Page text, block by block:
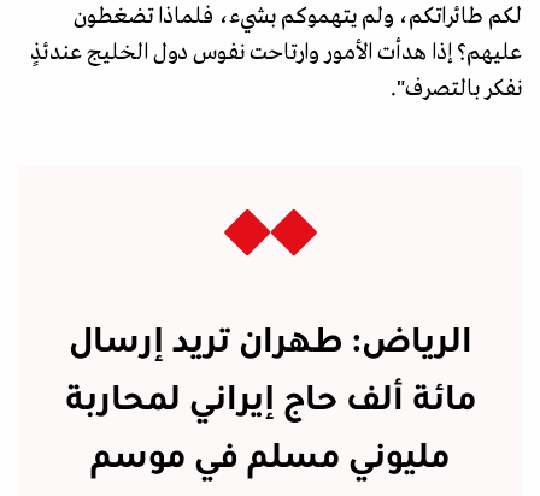
لكم طائراتكم، ولم يتهموكم بشيء، فلماذا تضغطون
عليهم؟ إذا هدأت الأمور وارتاحت نفوس دول الخليج عندئذٍ
نفكر بالتصرف".
الرياض: طهران تريد إرسال
مائة ألف حاج إيراني لمحاربة
مليوني مسلم في موسم